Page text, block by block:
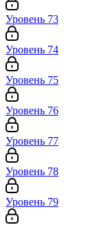
Уровень 73
Уровень 74
Уровень 75
Уровень 76
Уровень 77
Уровень 78
Уровень 79